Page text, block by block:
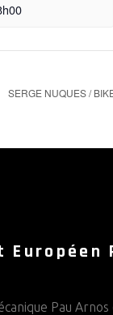
SERGE NUQUES /
Pau Arnos